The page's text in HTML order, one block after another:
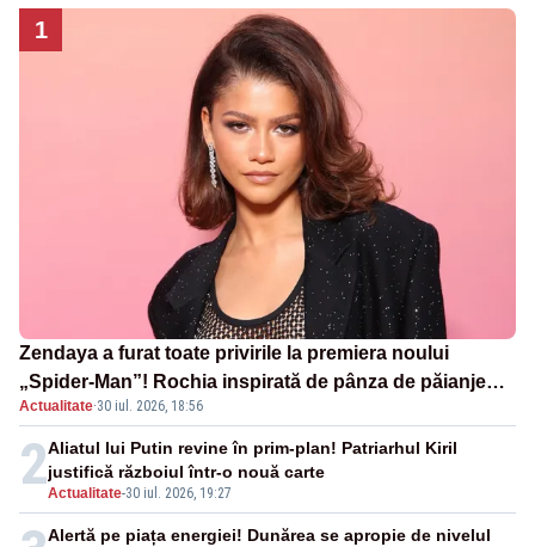
1
Zendaya a furat toate privirile la premiera noului
„Spider-Man”! Rochia inspirată de pânza de păianjen a
făcut senzație
Actualitate·30 iul. 2026, 18:56
2Actualitate-30 iul. 2026, 19:27
Aliatul lui Putin revine în prim-plan! Patriarhul Kiril
justifică războiul într-o nouă carte
Alertă pe piața energiei! Dunărea se apropie de nivelul